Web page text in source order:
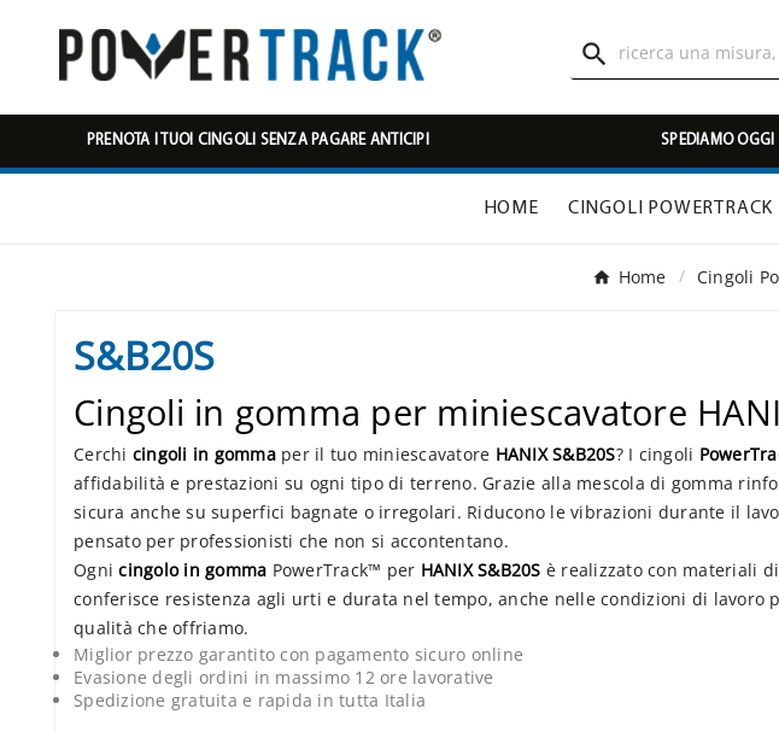

PRENOTA I TUOI CINGOLI SENZA PAGARE ANTICIPI SPEDIAMO OGGI
HOME CINGOLI POWERTRACK
Home Cingoli
S&B20S
Cingoli in gomma per miniescavatore
Cerchi cingoli in gommaper il tuo miniescavatore HANIX S&B20S? I cingoli
affidabilità e prestazioni su ogni tipo di terreno. Grazie alla mescola di gomma
sicura anche su superfici bagnate o irregolari. Riducono le vibrazioni durante il
pensato per professionisti che non si accontentano.
Ognicingolo in gomma PowerTrack™ per HANIX S&B20S è realizzato con materiali
conferisce resistenza agli urti e durata nel tempo, anche nelle condizioni di
qualità che offriamo.
Miglior prezzo garantito con pagamento sicuro online
Evasione degli ordini in massimo 12 ore lavorative
Spedizione gratuita e rapida in tutta Italia